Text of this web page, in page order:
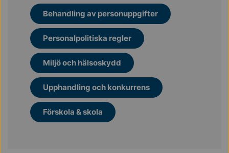
Behandling av personuppgifter
Personalpolitiska regler
Miljö och hälsoskydd
Upphandling och konkurrens
Förskola & skola